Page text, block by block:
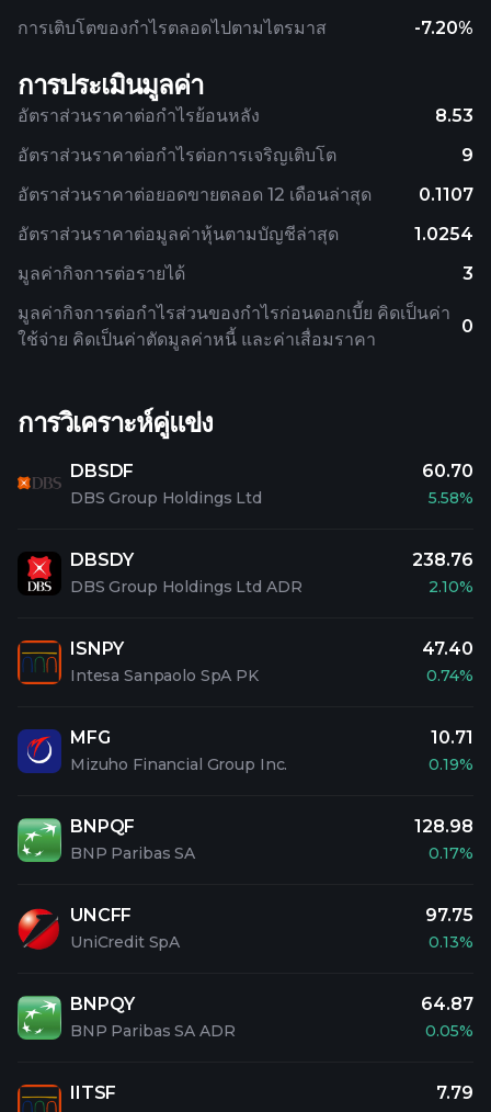
การเติบโตของกำไรตลอดไปตามไตรมาส -7.20%
การประเมินมูลค่า
อัตราส่วนราคาต่อกำไรย้อนหลัง
8.53
อัตราส่วนราคาต่อกำไรต่อการเจริญเติบโต
9
อัตราส่วนราคาต่อยอดขายตลอด 12 เดือนล่าสุด
0.1107
อัตราส่วนราคาต่อมูลค่าหุ้นตามบัญชีล่าสุด
1.0254
มูลค่ากิจการต่อรายได้
3
มูลค่ากิจการต่อกำไรส่วนของกำไรก่อนดอกเบี้ย คิดเป็นค่า
ใช้จ่าย คิดเป็นค่าตัดมูลค่าหนี้ และค่าเสื่อมราคา
0
การวิเคราะห์คู่แข่ง
DBSDF
DBS Group Holdings Ltd
60.70
5.58%
DBSDY
DBS Group Holdings Ltd ADR
238.76
2.10%
ISNPY
Intesa Sanpaolo SpA PK
47.40
0.74%
MFG
Mizuho Financial Group Inc.
10.71
0.19%
BNPQF
BNP Paribas SA
128.98
0.17%
UNCFF
UniCredit SpA
97.75
0.13%
BNPQY
BNP Paribas SA ADR
64.87
0.05%
IITSF 7.79